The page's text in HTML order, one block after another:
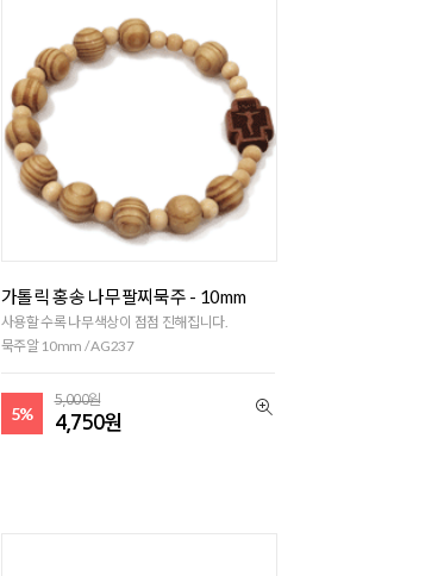
가톨릭 홍송 나무팔찌묵주 - 10mm
사용할 수록 나무색상이 점점 진해집니다.
묵주알 10mm / AG237
5%
5,000원
4,750원